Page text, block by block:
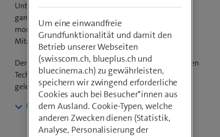
Unternehmen steigern? Dafür sorgen wir mit
ganzheitlicher Digital-Workplace-Beratung und
modernen Arbeitsplatzlösungen, die Ihre
Mitarbeitenden ins Zentrum stellen.
Der richtige Umgang mit neuen, sich rasant ändernden
Technologien muss im ganzen Unternehmen aktiv
gelebt werden.
Attraktive Arbeitgeber
investieren in moderne Digital
Um eine einwandfreie
Grundfunktionalität und damit den
Betrieb unserer Webseiten
(swisscom.ch, blueplus.ch und
bluecinema.ch) zu gewährleisten,
speichern wir zwingend erforderliche
Cookies auch bei Besucher*innen aus
dem Ausland. Cookie-Typen, welche
anderen Zwecken dienen (Statistik,
Analyse, Personalisierung der